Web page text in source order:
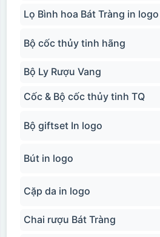
Lọ Bình hoa Bát Tràng in logo
Bộ cốc thủy tinh hãng
Bộ Ly Rượu Vang
Cốc & Bộ cốc thủy tinh TQ
Bộ giftset In logo
Bút in logo
Cặp da in logo
Chai rượu Bát Tràng